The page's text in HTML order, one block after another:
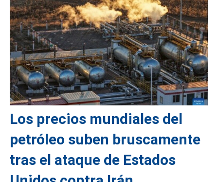
Los precios mundiales del
petróleo suben bruscamente
tras el ataque de Estados